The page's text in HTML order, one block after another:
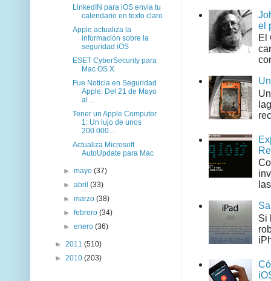
el
El
Si
LinkedIN para iOS envía tu
calendario en texto claro
Apple actualiza la
información sobre la
seguridad iOS
ESET CyberSecurity para
Mac OS X
Fue Noticia en Seguridad
Apple: Del 21 de Mayo
al ...
Tener un Apple Computer
1: Un lujo de unos
200.000...
Actualiza Microsoft
AutoUpdate para Mac
►mayo(37)
►abril(33)
►marzo(38)
►febrero(34)
►enero(36)
► 2011 (510)
► 2010 (203)